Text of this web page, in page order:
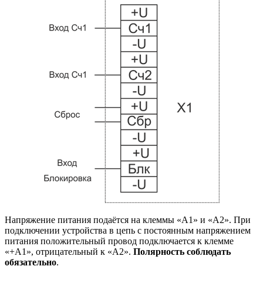
Напряжение питания подаётся на клеммы «А1» и «А2». При
подключении устройства в цепь с постоянным напряжением
питания положительный провод подключается к клемме
«+А1», отрицательный к «А2». Полярность соблюдать
обязательно.